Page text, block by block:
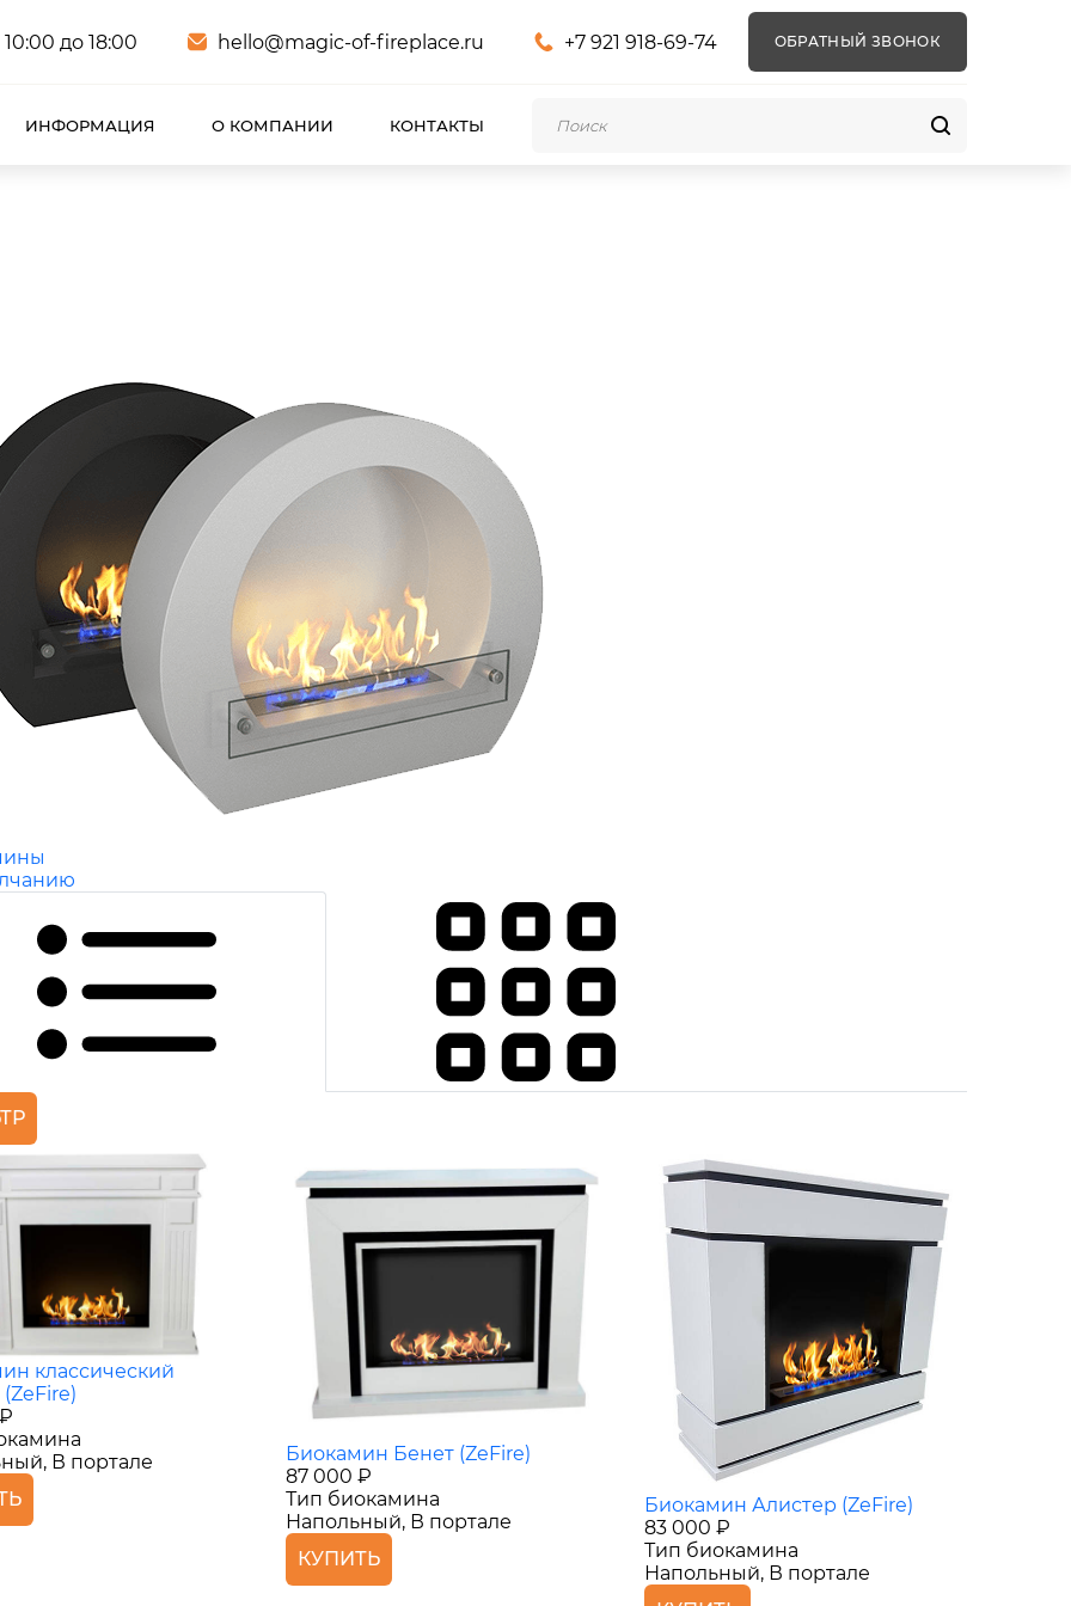
до 18:00 hello@magic-of-fireplace.ru +7 921 918-69-74 ОБРАТНЫЙ ЗВОНОК
ИНФОРМАЦИЯ О КОМПАНИИ КОНТАКТЫ
классический
В портале
Биокамин Бенет (ZeFire)
87 000 ₽
Тип биокамина
Напольный, В портале
КУПИТЬ
Биокамин Алистер (ZeFire)
83 000 ₽
Тип биокамина
Напольный, В портале